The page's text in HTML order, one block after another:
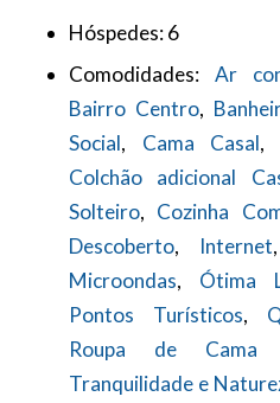
Hóspedes:6
Comodidades:
Ar
Bairro Centro,
Social, Cama Casal,
Colchão adicional
Solteiro, Cozinha
Descoberto, Internet
Microondas, Ótima
Pontos Turísticos,
Roupa de Cama
Tranquilidade e